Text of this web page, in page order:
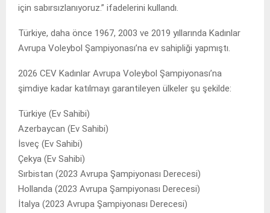
için sabırsızlanıyoruz.” ifadelerini kullandı.
Türkiye, daha önce 1967, 2003 ve 2019 yıllarında Kadınlar
Avrupa Voleybol Şampiyonası’na ev sahipliği yapmıştı.
2026 CEV Kadınlar Avrupa Voleybol Şampiyonası’na
şimdiye kadar katılmayı garantileyen ülkeler şu şekilde:
Türkiye (Ev Sahibi)
Azerbaycan (Ev Sahibi)
İsveç (Ev Sahibi)
Çekya (Ev Sahibi)
Sırbistan (2023 Avrupa Şampiyonası Derecesi)
Hollanda (2023 Avrupa Şampiyonası Derecesi)
İtalya (2023 Avrupa Şampiyonası Derecesi)